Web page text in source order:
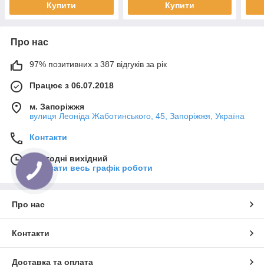
Купити Купити
Про нас
97% позитивних з 387 відгуків за рік
Працює з 06.07.2018
м. Запоріжжя
вулиця Леоніда Жаботинського, 45, Запоріжжя, Україна
Контакти
Сьогодні вихідний
Показати весь графік роботи
Про нас
Контакти
Доставка та оплата